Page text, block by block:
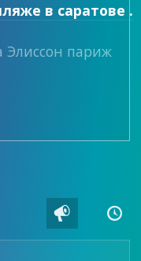
в саратове .
Элиссон париж
 